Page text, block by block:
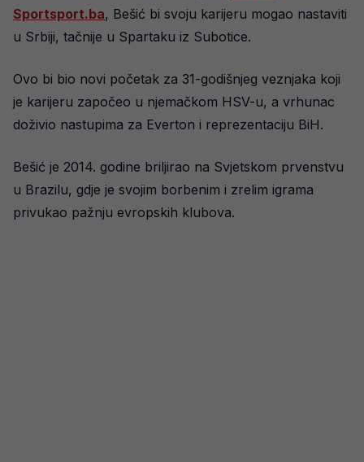
Sportsport.ba, Bešić bi svoju karijeru mogao nastaviti
u Srbiji, tačnije u Spartaku iz Subotice.
Ovo bi bio novi početak za 31-godišnjeg veznjaka koji
je karijeru započeo u njemačkom HSV-u, a vrhunac
doživio nastupima za Everton i reprezentaciju BiH.
Bešić je 2014. godine briljirao na Svjetskom prvenstvu
u Brazilu, gdje je svojim borbenim i zrelim igrama
privukao pažnju evropskih klubova.